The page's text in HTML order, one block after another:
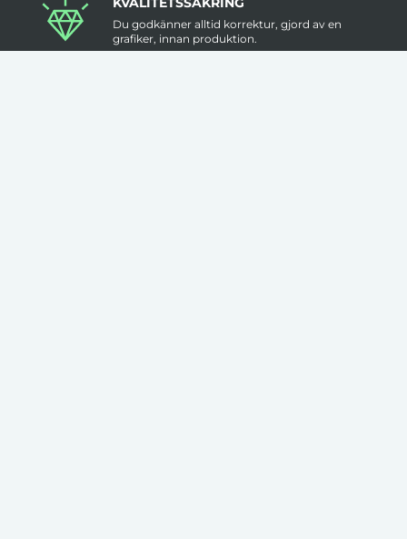
Du godkänner alltid korrektur, gjord av en
grafiker, innan produktion.